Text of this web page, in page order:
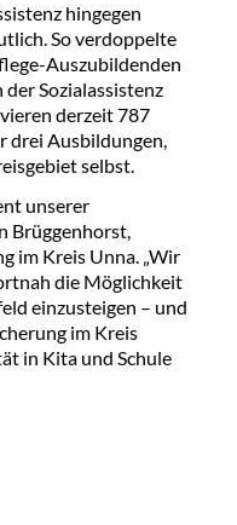
hingegen
So verdoppelte
Auszubildenden
Sozialassistenz
derzeit 787
drei Ausbildungen,
selbst.
unserer
Brüggenhorst,
im Kreis Unna. „Wir
die Möglichkeit
einzusteigen – und
im Kreis
in Kita und Schule